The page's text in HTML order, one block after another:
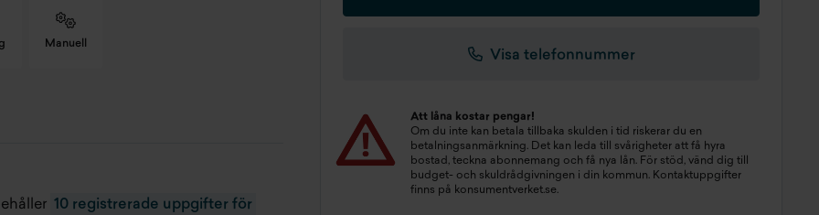
Manuell
202210
10 registrerade uppgifter för
Visa telefonnummer
Att låna kostar pengar!
Om du inte kan betala tillbaka skulden i tid riskerar du en
betalningsanmärkning. Det kan leda till svårigheter att få hyra
bostad, teckna abonnemang och få nya lån. För stöd, vänd dig till
budget- och skuldrådgivningen i din kommun. Kontaktuppgifter
finns på konsumentverket.se.